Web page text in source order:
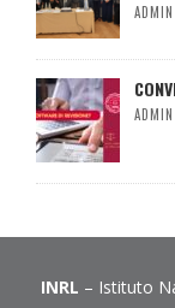
INRL – Istituto